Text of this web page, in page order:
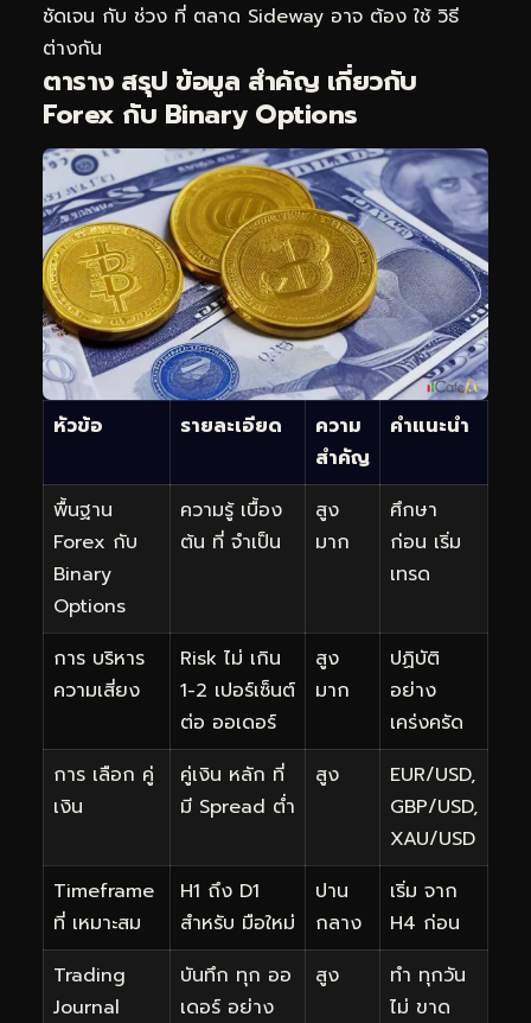
ชัดเจน กับ ช่วง ที่ ตลาด Sideway อาจ ต้อง ใช้ วิธี
ต่างกัน
ตาราง สรุป ข้อมูล สำคัญ เกี่ยวกับ
Forex กับ Binary Options
หัวข้อ รายละเอียด
ความ
สำคัญ
คำแนะนำ
พื้นฐาน
Forex กับ
Binary
Options
ความรู้ เบื้อง
ต้น ที่ จำเป็น
สูง
มาก
ศึกษา
ก่อน เริ่ม
เทรด
การ บริหาร
ความเสี่ยง
Risk ไม่ เกิน
1-2 เปอร์เซ็นต์
ต่อ ออเดอร์
สูง
มาก
ปฏิบัติ
อย่าง
เคร่งครัด
การ เลือก คู่
เงิน
คู่เงิน หลัก ที่
มี Spread ต่ำ
สูง
EUR/USD,
GBP/USD,
XAU/USD
Timeframe
ที่ เหมาะสม
H1 ถึง D1
สำหรับ มือใหม่
ปาน
กลาง
เริ่ม จาก
H4 ก่อน
Trading
Journal
บันทึก ทุก ออ
เดอร์ อย่าง
สูง
ทำ ทุกวัน
ไม่ ขาด